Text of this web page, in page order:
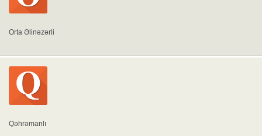
Orta Əlinəzərli
Qəhrəmanlı